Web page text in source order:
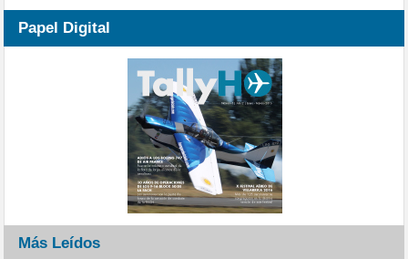
Papel Digital
Más Leídos